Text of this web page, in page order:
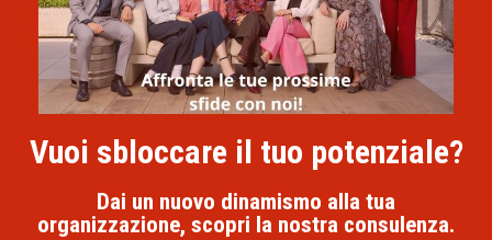
Vuoi sbloccare il tuo potenziale?
Dai un nuovo dinamismo alla tua
organizzazione, scopri la nostra consulenza.